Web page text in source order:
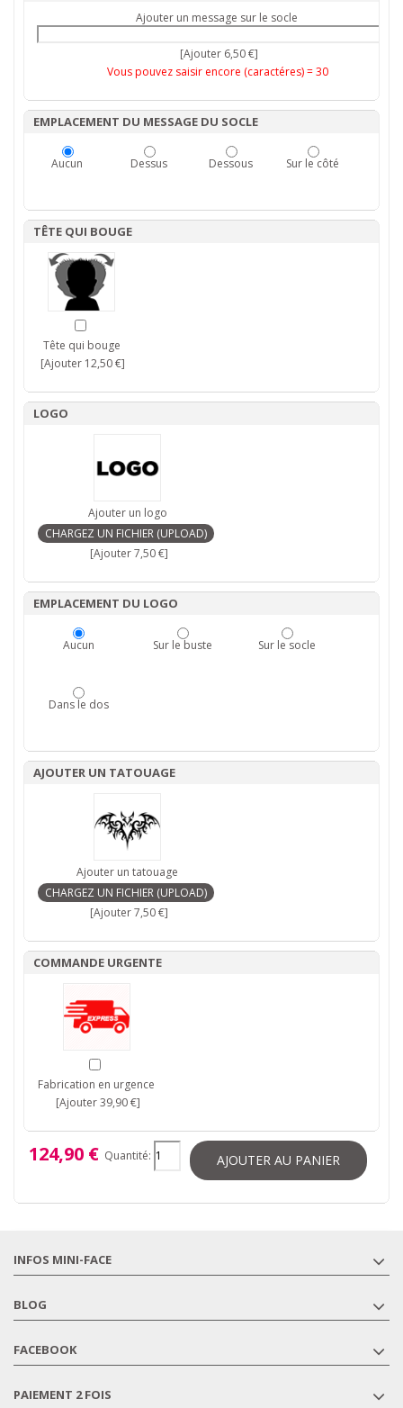
Ajouter un message sur le socle
[Ajouter 6,50 €]
Vous pouvez saisir encore (caractéres) =30
EMPLACEMENT DU MESSAGE DU SOCLE
Aucun Dessus Dessous Sur le côté
TÊTE QUI BOUGE
Tête qui bouge
[Ajouter 12,50 €]
LOGO
Ajouter un logo
[Ajouter 7,50 €]
EMPLACEMENT DU LOGO
Aucun Sur le buste Sur le socle
Dans le dos
AJOUTER UN TATOUAGE
Ajouter un tatouage
[Ajouter 7,50 €]
COMMANDE URGENTE
Fabrication en urgence
[Ajouter 39,90 €]
124,90 € Quantité: AJOUTER AU PANIER
INFOS MINI-FACE
BLOG
FACEBOOK
PAIEMENT 2 FOIS